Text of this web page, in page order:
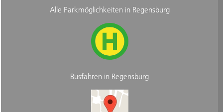
Alle Parkmöglichkeiten in Regensburg
Busfahren in Regensburg